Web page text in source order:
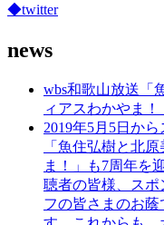
◆twitter
news
wbs和歌山放送「
ィアスわかやま！
2019年5月5日か
「魚住弘樹と北
ま！」も7周年を
聴者の皆様、スポ
フの皆さまのお蔭